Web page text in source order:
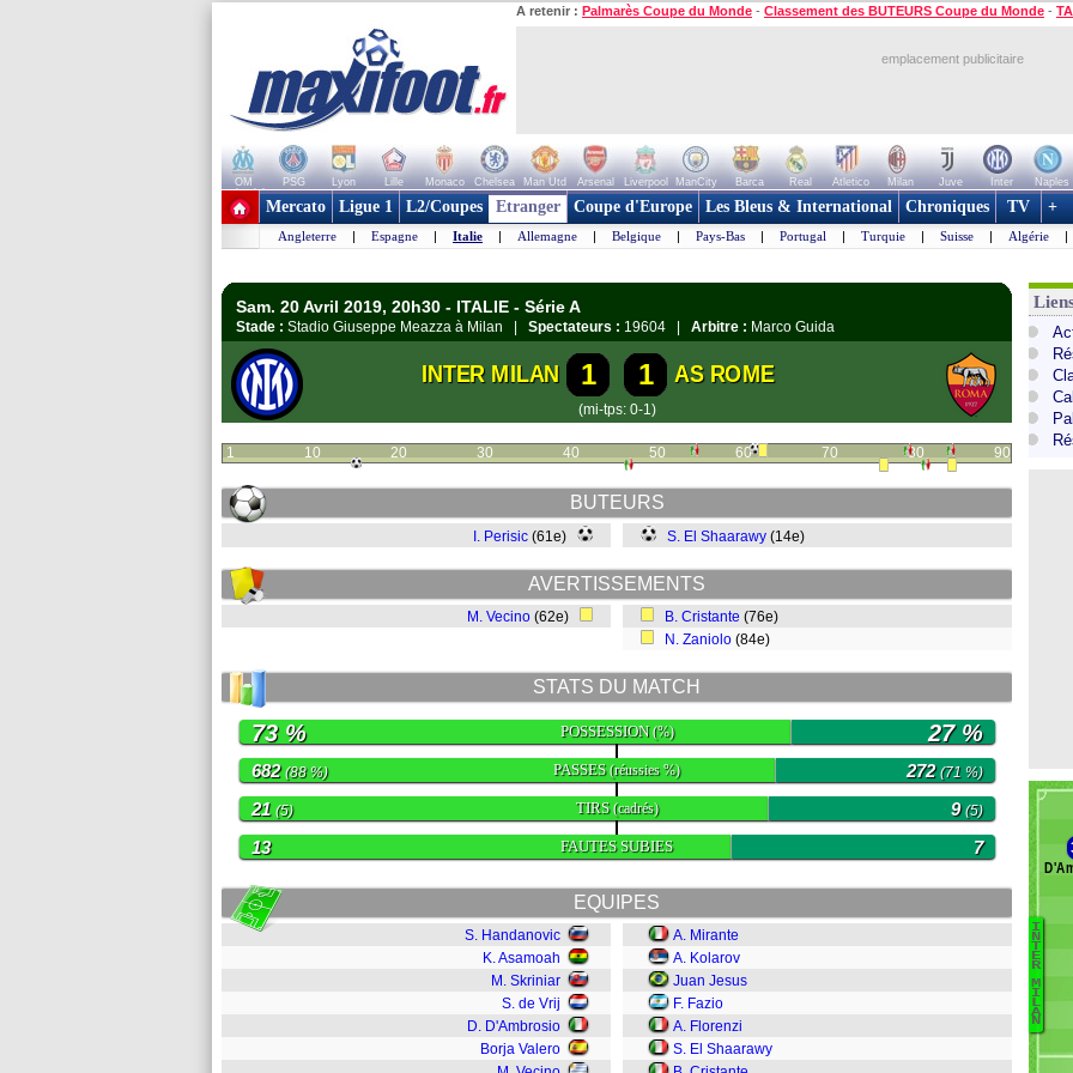
A retenir : Palmarès Coupe du Monde - Classement des BUTEURS Coupe du Monde -
emplacement publicitaire
OM PSG Lyon Lille Monaco Chelsea Man Utd Arsenal Liverpool ManCity Barca Real Atletico Milan Juve Inter Naples
+ de clubs
Mercato Ligue 1 L2/Coupes Etranger Coupe d'Europe Les Bleus & International Chroniques TV +
Angleterre | Espagne | Italie | Allemagne | Belgique | Pays-Bas | Portugal | Turquie | Suisse | Algérie |
Sam. 20 Avril 2019, 20h30 - ITALIE - Série A
Stade : Stadio Giuseppe Meazza à Milan | Spectateurs : 19604 | Arbitre : Marco Guida
INTER MILAN 1 1 AS ROME
(mi-tps: 0-1)
1 10 20 30 40 50 60 70 80 90
BUTEURS
I. Perisic (61e) S. El Shaarawy (14e)
AVERTISSEMENTS
M. Vecino (62e) B. Cristante (76e)
N. Zaniolo (84e)
STATS DU MATCH
POSSESSION(%)
73 % 27 %
PASSES(réussies %)
682(88 %) 272(71 %)
TIRS(cadrés)
21 (5) 9(5)
FAUTES SUBIES
13 7
EQUIPES
S. Handanovic
K. Asamoah
M. Skriniar
S. de Vrij
D. D'Ambrosio
Borja Valero
A. Mirante
A. Kolarov
Juan Jesus
F. Fazio
A. Florenzi
S. El Shaarawy
I
N
T
E
R
M
I
L
A
N